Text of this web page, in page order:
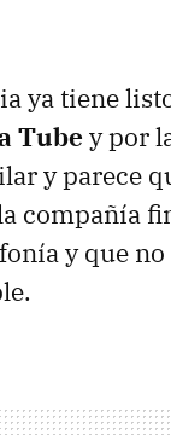
ya tiene
Tube y por
y parece
compañía
y que